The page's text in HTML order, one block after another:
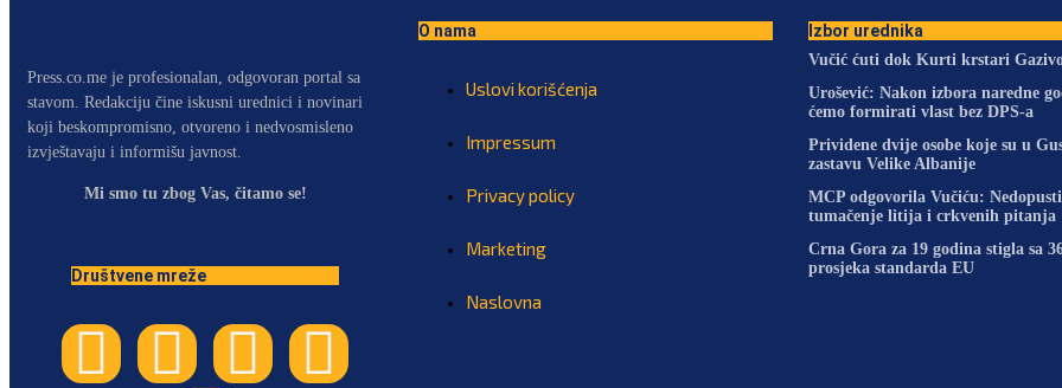
Press.co.me je profesionalan, odgovoran portal sa
stavom. Redakciju čine iskusni urednici i novinari
koji beskompromisno, otvoreno i nedvosmisleno
izvještavaju i informišu javnost.
Mi smo tu zbog Vas, čitamo se!
Društvene mreže
O nama
Uslovi korišćenja
Impressum
Privacy policy
Marketing
Naslovna
Izbor urednika
Vučić ćuti dok Kurti krstari
Urošević: Nakon izbora naredne
ćemo formirati vlast bez DPS-a
Prividene dvije osobe koje su u
zastavu Velike Albanije
MCP odgovorila Vučiću:
tumačenje litija i crkvenih pitanja
Crna Gora za 19 godina stigla sa
prosjeka standarda EU